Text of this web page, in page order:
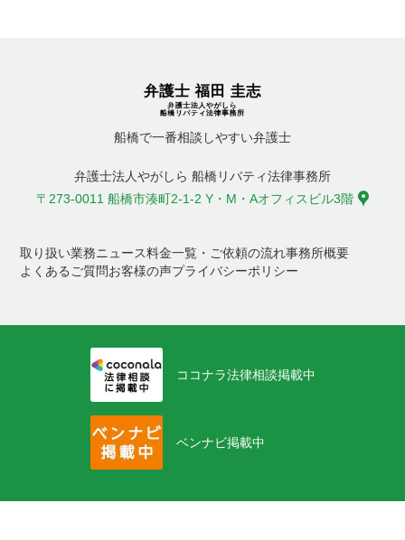
船橋で一番相談しやすい弁護士
弁護士法人やがしら 船橋リバティ法律事務所
〒273-0011 船橋市湊町2-1-2 Y・M・Aオフィスビル3階
取り扱い業務ニュース料金一覧・ご依頼の流れ事務所概要
よくあるご質問お客様の声プライバシーポリシー
ココナラ法律相談掲載中
ベンナビ掲載中